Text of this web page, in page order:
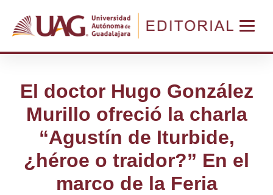
El doctor Hugo González
Murillo ofreció la charla
“Agustín de Iturbide,
¿héroe o traidor?” En el
marco de la Feria